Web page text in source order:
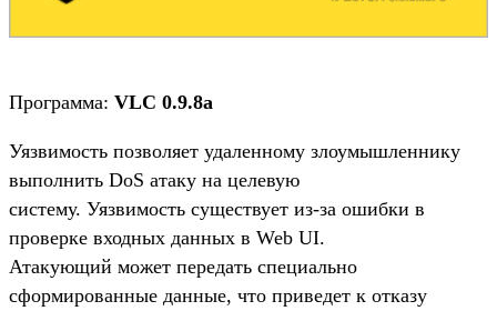
Программа: VLC 0.9.8a
Уязвимость позволяет удаленному злоумышленнику
выполнить DoS атаку на целевую
систему. Уязвимость существует из-за ошибки в
проверке входных данных в Web UI.
Атакующий может передать специально
сформированные данные, что приведет к отказу